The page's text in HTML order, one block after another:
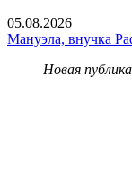
05.08.2026
Мануэла, внучка
Новая